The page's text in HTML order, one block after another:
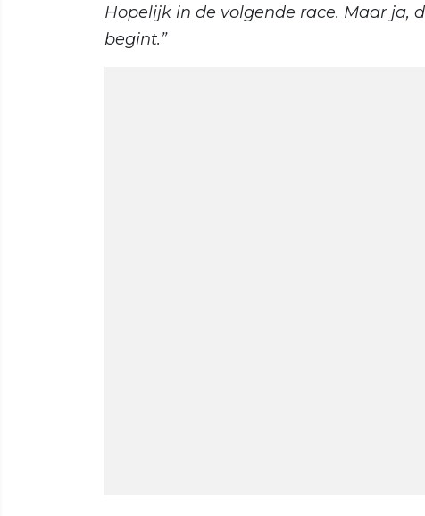
Hopelijk in de volgende race. Maar ja,
begint.”